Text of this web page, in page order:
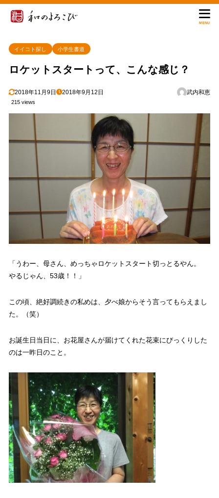
MENU
イイコト探し 小学生書道
ロケットスタートって、こんな感じ？
2018年11月9日 2018年9月12日 武内和恵
215 views
「うわー、母さん、めっちゃロケットスタート切っとるやん。
やるじゃん、53歳！！」
この頃、絶好調続きの私めは、夕べ娘からそう言ってもらえまし
た。（笑）
お誕生日当日に、お花屋さんが届けてくれた花束にびっくりした
のは一昨日のこと。